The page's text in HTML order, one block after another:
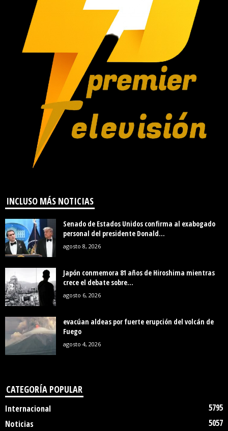
INCLUSO MÁS NOTICIAS
Senado de Estados Unidos confirma al exabogado
personal del presidente Donald...
agosto 8, 2026
Japón conmemora 81 años de Hiroshima mientras
crece el debate sobre...
agosto 6, 2026
evacúan aldeas por fuerte erupción del volcán de
Fuego
agosto 4, 2026
CATEGORÍA POPULAR
Internacional
5795
Noticias
5057